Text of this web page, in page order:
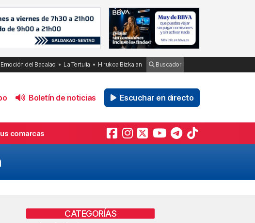
Emoción del Bacalao La Tertulia Hirukoa Bizkaian Buscador
Boletín de noticias Escuchar en directo
comarcas
CATEGORÍAS